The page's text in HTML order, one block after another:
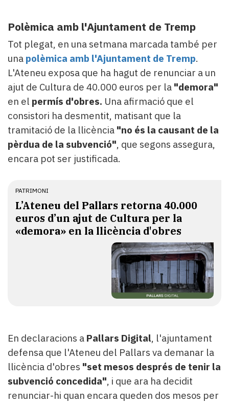
Polèmica amb l'Ajuntament de Tremp
Tot plegat, en una setmana marcada també per
una polèmica amb l'Ajuntament de Tremp.
L'Ateneu exposa que ha hagut de renunciar a un
ajut de Cultura de 40.000 euros per la "demora"
en el permís d'obres. Una afirmació que el
consistori ha desmentit, matisant que la
tramitació de la llicència "no és la causant de la
pèrdua de la subvenció", que segons assegura,
encara pot ser justificada.
PATRIMONI
L’Ateneu del Pallars retorna 40.000
euros d’un ajut de Cultura per la
«demora» en la llicència d'obres
En declaracions a Pallars Digital, l'ajuntament
defensa que l'Ateneu del Pallars va demanar la
llicència d'obres "set mesos després de tenir la
subvenció concedida", i que ara ha decidit
renunciar-hi quan encara queden dos mesos per